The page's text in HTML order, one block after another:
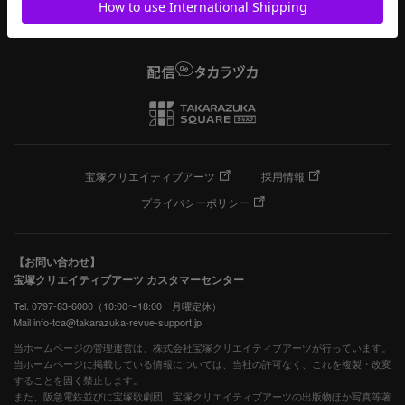
宝塚クリエイティブアーツ
採用情報
プライバシーポリシー
【お問い合わせ】
宝塚クリエイティブアーツ カスタマーセンター
Tel. 0797-83-6000（10:00〜18:00 月曜定休）
Mail info-tca@takarazuka-revue-support.jp
当ホームページの管理運営は、株式会社宝塚クリエイティブアーツが行っています。
当ホームページに掲載している情報については、当社の許可なく、これを複製・改変
することを固く禁止します。
また、阪急電鉄並びに宝塚歌劇団、宝塚クリエイティブアーツの出版物ほか写真等著